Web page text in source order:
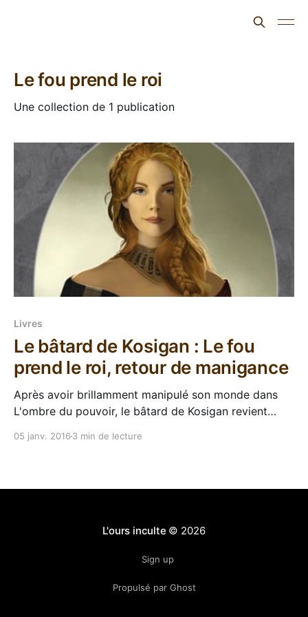
Le fou prend le roi
Une collection de 1 publication
Livres
Le bâtard de Kosigan : Le fou
prend le roi, retour de manigance
Après avoir brillamment manipulé son monde dans
L'ombre du pouvoir, le bâtard de Kosigan revient
seconde aventure intitulée Le fou prend le roi.
05 janv. 2016 3 min de lecture
L'ours inculte © 2026
Sign up
Propulsé par Ghost